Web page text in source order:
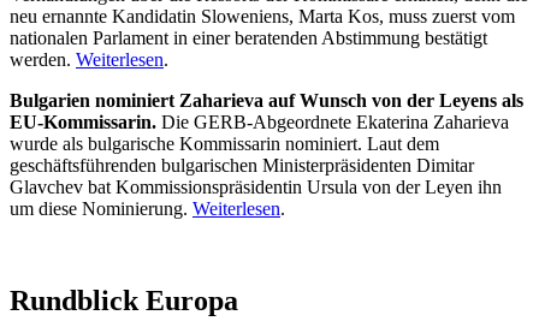
neu ernannte Kandidatin Sloweniens, Marta Kos, muss zuerst vom
nationalen Parlament in einer beratenden Abstimmung bestätigt
werden. Weiterlesen.
Bulgarien nominiert Zaharieva auf Wunsch von der Leyens als
EU-Kommissarin. Die GERB-Abgeordnete Ekaterina Zaharieva
wurde als bulgarische Kommissarin nominiert. Laut dem
geschäftsführenden bulgarischen Ministerpräsidenten Dimitar
Glavchev bat Kommissionspräsidentin Ursula von der Leyen ihn
um diese Nominierung. Weiterlesen.
Rundblick Europa